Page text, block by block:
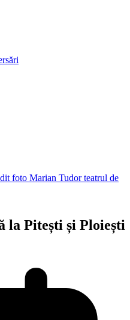
la Pitești și Ploiești